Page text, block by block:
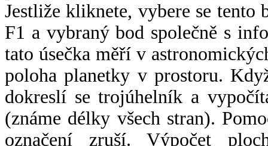
Jestliže kliknete, vybere se tento
F1 a vybraný bod společně s
tato úsečka měří v
poloha planetky v prostoru.
dokreslí se trojúhelník a
(známe délky všech stran).
označení zruší. Výpočet